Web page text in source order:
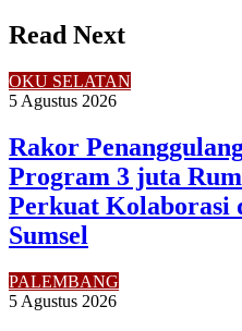
Read Next
OKU SELATAN
5 Agustus 2026
Rakor
Program 3 juta
Perkuat Kolaborasi
Sumsel
PALEMBANG
5 Agustus 2026